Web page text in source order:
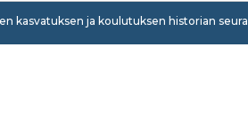
kasvatuksen ja koulutuksen historian seura